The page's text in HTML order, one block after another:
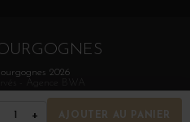
1 + AJOUTER AU PANIER
2026
Agence BWA